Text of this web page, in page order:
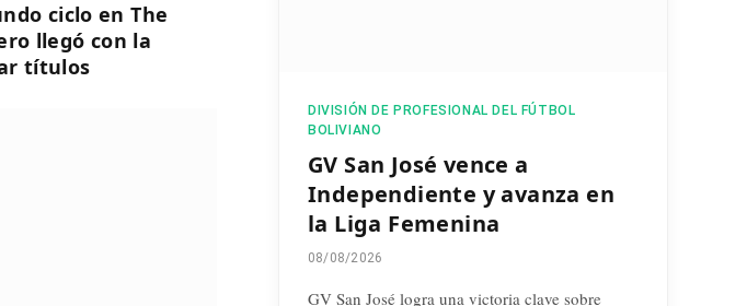
ciclo en The
llegó con la
títulos
DIVISIÓN DE PROFESIONAL DEL FÚTBOL
BOLIVIANO
GV San José vence a
Independiente y avanza en
la Liga Femenina
08/08/2026
GV San José logra una victoria clave sobre